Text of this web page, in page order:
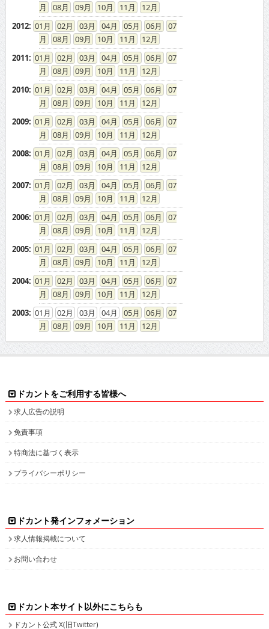
08
09 10 11
12
2012: 01 02 03 04 05 06
07
08
09 10 11
12
2011: 01 02 03 04 05 06
07
08
09 10 11
12
2010: 01 02 03 04 05 06
07
08
09 10 11
12
2009: 01 02 03 04 05 06
07
08
09 10 11
12
2008: 01 02 03 04 05 06
07
08
09 10 11
12
2007: 01 02 03 04 05 06
07
08
09 10 11
12
2006: 01 02 03 04 05 06
07
08
09 10 11
12
2005: 01 02 03 04 05 06
07
08
09 10 11
12
2004: 01 02 03 04 05 06
07
08
09 10 11
12
2003: 01 02 03 04 05 06
07
08
09 10 11 12
ドカントをご利用する皆様へ
求人広告の説明
免責事項
特商法に基づく表示
プライバシーポリシー
ドカント発インフォメーション
求人情報掲載について
お問い合わせ
ドカント本サイト以外にこちらも
ドカント公式 X(旧Twitter)